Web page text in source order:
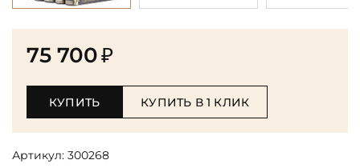
75 700₽
КУПИТЬ КУПИТЬ В 1 КЛИК
Артикул: 300268